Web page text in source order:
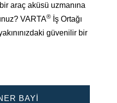
bir araç aküsü uzmanına
VARTA® İş Ortağı
güvenilir bir
BAYİ